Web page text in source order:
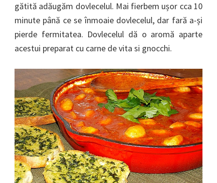
gătită adăugăm dovlecelul. Mai fierbem ușor cca 10
minute până ce se înmoaie dovlecelul, dar fară a-și
pierde fermitatea. Dovlecelul dă o aromă aparte
acestui preparat cu carne de vita si gnocchi.